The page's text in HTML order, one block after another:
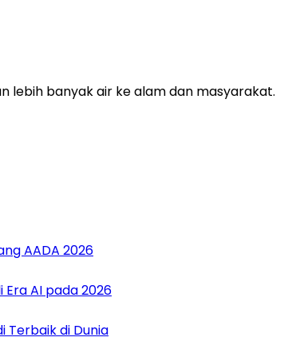
lebih banyak air ke alam dan masyarakat.
AADA 2026
AI pada 2026
Terbaik di Dunia